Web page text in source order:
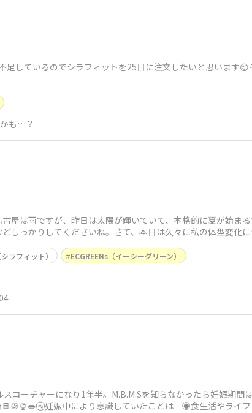
しているのでシラフィットを25日に注文したいと思います😊
も…？
屋は雨ですが、昨日は太陽が輝いていて、本格的に夏が始ま
しっかりしてくださいね。さて、本日は久々に私の体型変化に
ラフィット）
ECGREENs（イーシーグリーン）
コーチャーになり1年半。M.B.M.Sを知らなかったら妊娠期間
妊娠中により意識していたことは…◉食生活やライ